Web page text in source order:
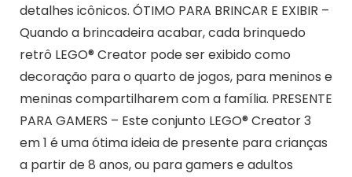
detalhes icônicos. ÓTIMO PARA BRINCAR E EXIBIR –
Quando a brincadeira acabar, cada brinquedo
retrô LEGO® Creator pode ser exibido como
decoração para o quarto de jogos, para meninos e
meninas compartilharem com a família. PRESENTE
PARA GAMERS – Este conjunto LEGO® Creator 3
em 1 é uma ótima ideia de presente para crianças
a partir de 8 anos, ou para gamers e adultos